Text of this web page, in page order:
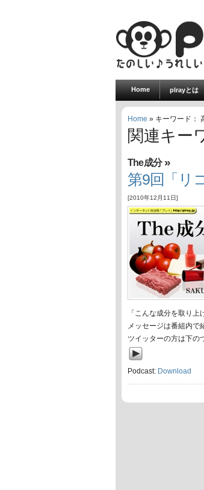
Home plrayとは
Home » キーワード：
関連キー
The成分»
第9回「リ
[2010年12月11日]
「こんな成分を取り
メッセージは番組内で
ツイッターの方は下の
Podcast: Download